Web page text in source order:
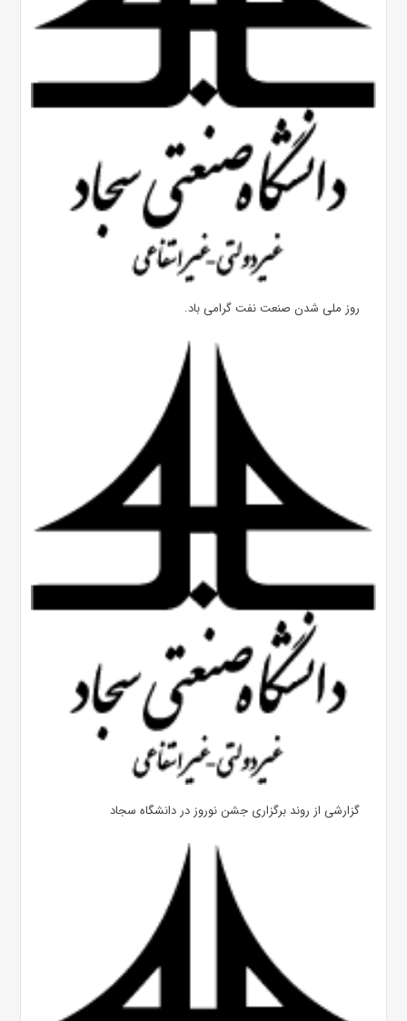
روز ملی شدن صنعت نفت گرامی باد.
گزارشی از روند برگزاری جشن نوروز در دانشگاه سجاد